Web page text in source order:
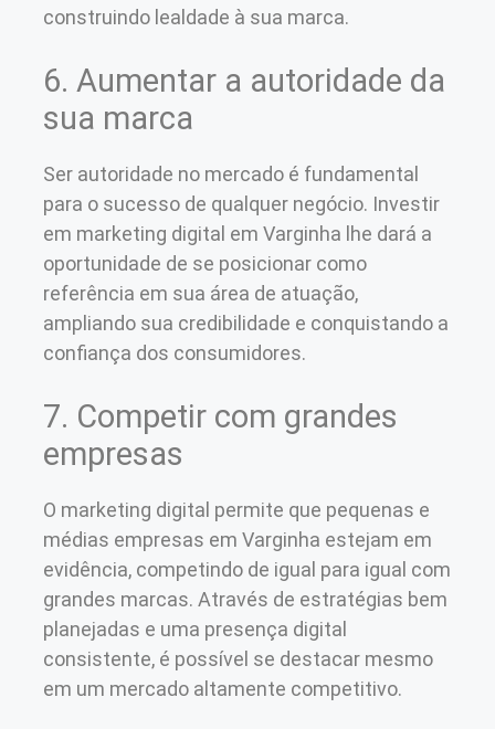
construindo lealdade à sua marca.
6. Aumentar a autoridade da
sua marca
Ser autoridade no mercado é fundamental
para o sucesso de qualquer negócio. Investir
em marketing digital em Varginha lhe dará a
oportunidade de se posicionar como
referência em sua área de atuação,
ampliando sua credibilidade e conquistando a
confiança dos consumidores.
7. Competir com grandes
empresas
O marketing digital permite que pequenas e
médias empresas em Varginha estejam em
evidência, competindo de igual para igual com
grandes marcas. Através de estratégias bem
planejadas e uma presença digital
consistente, é possível se destacar mesmo
em um mercado altamente competitivo.